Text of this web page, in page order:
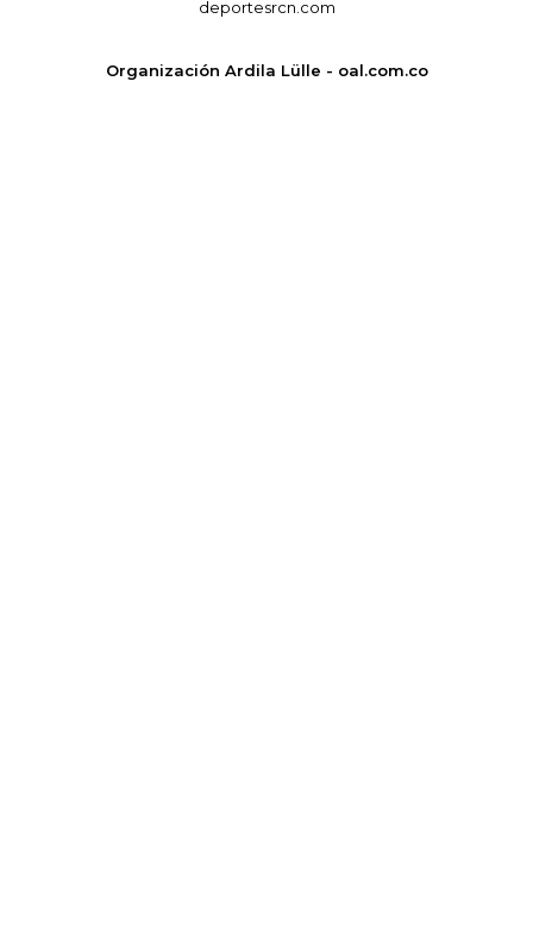
deportesrcn.com
Organización Ardila Lülle - oal.com.co